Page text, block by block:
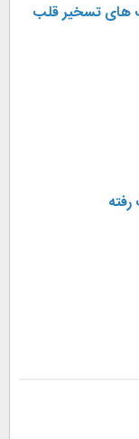
های تسخیر قلب